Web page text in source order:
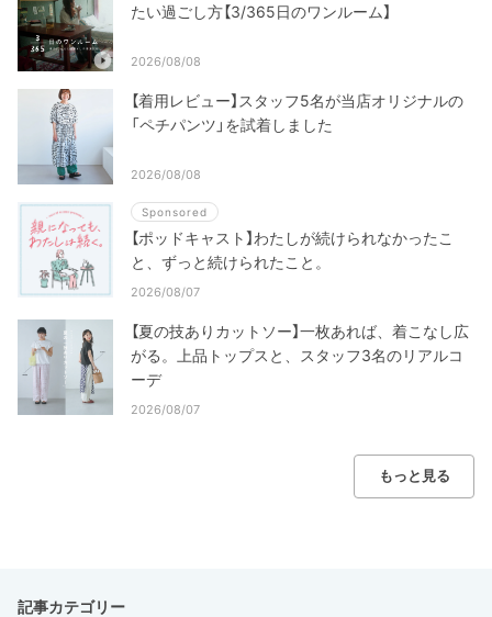
たい過ごし方【3/365日のワンルーム】
2026/08/08
【着用レビュー】スタッフ5名が当店オリジナルの
「ペチパンツ」を試着しました
2026/08/08
Sponsored
【ポッドキャスト】わたしが続けられなかったこ
と、ずっと続けられたこと。
2026/08/07
【夏の技ありカットソー】一枚あれば、着こなし広
がる。上品トップスと、スタッフ3名のリアルコ
ーデ
2026/08/07
もっと見る
記事カテゴリー